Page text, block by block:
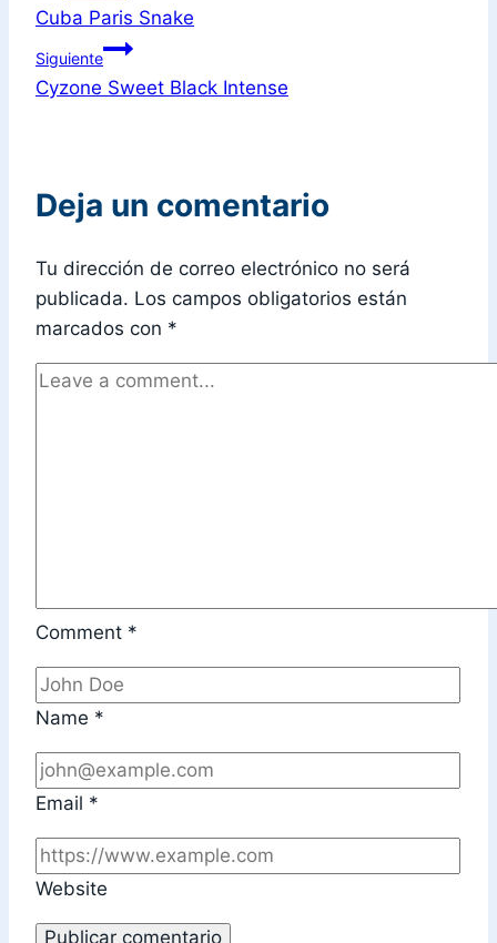
Cuba Paris Snake
Siguiente
Cyzone Sweet Black Intense
Deja un comentario
Tu dirección de correo electrónico no será
publicada. Los campos obligatorios están
marcados con *
Comment *
Name *
Email *
Website